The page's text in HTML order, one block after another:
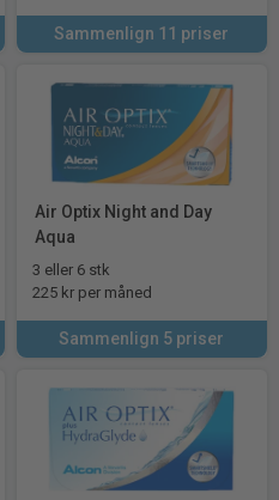
Sammenlign 11 priser
Air Optix Night and Day
Aqua
3 eller 6 stk
225 kr per måned
Sammenlign 5 priser